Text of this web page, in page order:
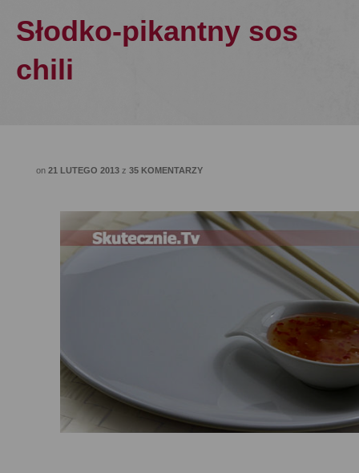
Słodko-pikantny sos
chili
on 21 LUTEGO 2013 z 35 KOMENTARZY